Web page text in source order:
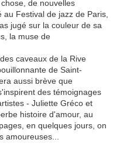
de nouvelles
Festival de jazz de Paris,
jugé sur la couleur de sa
la muse de
caveaux de la Rive
de Saint-
aussi brève que
des témoignages
- Juliette Gréco et
histoire d'amour, au
en quelques jours, on
amoureuses...